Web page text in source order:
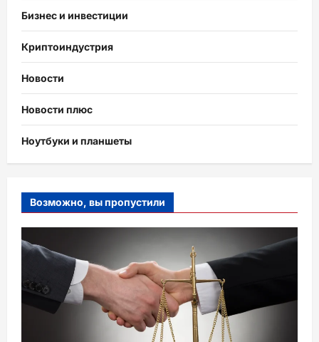
Бизнес и инвестиции
Криптоиндустрия
Новости
Новости плюс
Ноутбуки и планшеты
Возможно, вы пропустили